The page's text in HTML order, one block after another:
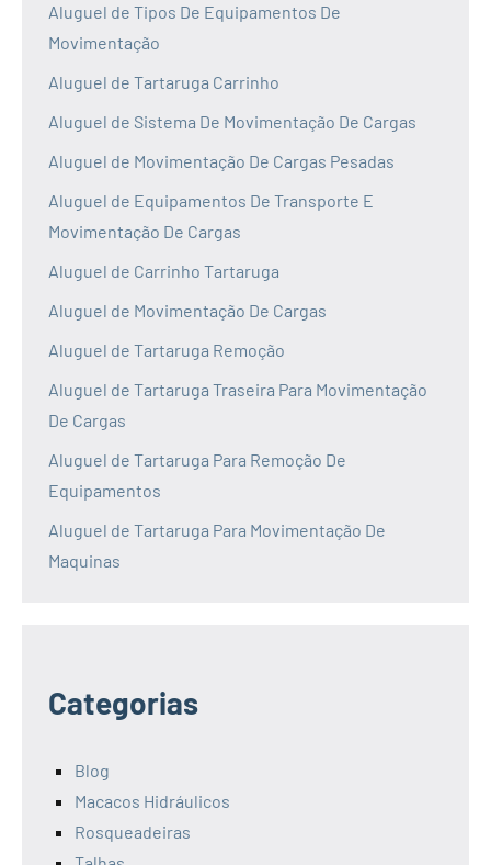
Aluguel de Tipos De Equipamentos De
Movimentação
Aluguel de Tartaruga Carrinho
Aluguel de Sistema De Movimentação De Cargas
Aluguel de Movimentação De Cargas Pesadas
Aluguel de Equipamentos De Transporte E
Movimentação De Cargas
Aluguel de Carrinho Tartaruga
Aluguel de Movimentação De Cargas
Aluguel de Tartaruga Remoção
Aluguel de Tartaruga Traseira Para Movimentação
De Cargas
Aluguel de Tartaruga Para Remoção De
Equipamentos
Aluguel de Tartaruga Para Movimentação De
Maquinas
Categorias
Blog
Macacos Hidráulicos
Rosqueadeiras